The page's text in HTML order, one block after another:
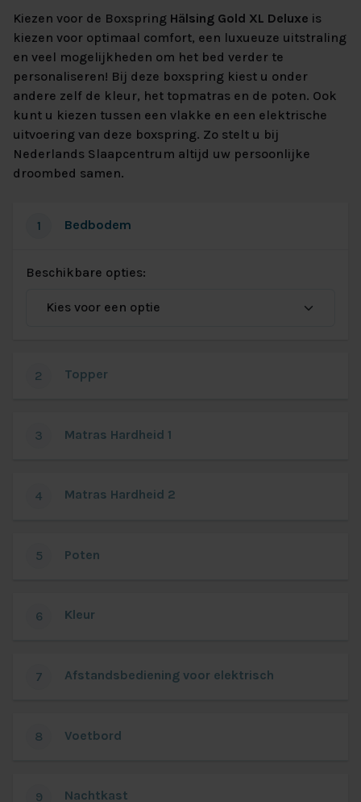
Kiezen voor de Boxspring Hälsing Gold XL Deluxe is
kiezen voor optimaal comfort, een luxueuze uitstraling
en veel mogelijkheden om het bed verder te
personaliseren! Bij deze boxspring kiest u onder
andere zelf de kleur, het topmatras en de poten. Ook
kunt u kiezen tussen een vlakke en een elektrische
uitvoering van deze boxspring. Zo stelt u bij
Nederlands Slaapcentrum altijd uw persoonlijke
droombed samen.
1 Bedbodem
Beschikbare opties:
2 Topper
3 Matras Hardheid 1
4 Matras Hardheid 2
5 Poten
6 Kleur
7 Afstandsbediening voor elektrisch
8 Voetbord
9 Nachtkast